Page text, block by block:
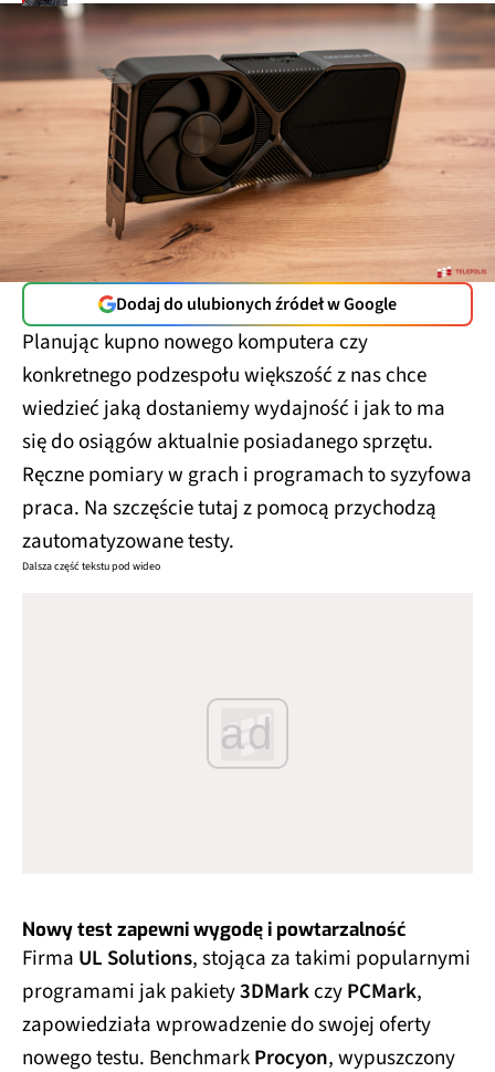
Dodaj do ulubionych źródeł w Google
Planując kupno nowego komputera czy
konkretnego podzespołu większość z nas chce
wiedzieć jaką dostaniemy wydajność i jak to ma
się do osiągów aktualnie posiadanego sprzętu.
Ręczne pomiary w grach i programach to syzyfowa
praca. Na szczęście tutaj z pomocą przychodzą
zautomatyzowane testy.
Dalsza część tekstu pod wideo
ad
Nowy test zapewni wygodę i powtarzalność
Firma UL Solutions, stojąca za takimi popularnymi
programami jak pakiety3DMarkczyPCMark,
zapowiedziała wprowadzenie do swojej oferty
nowego testu. BenchmarkProcyon, wypuszczony